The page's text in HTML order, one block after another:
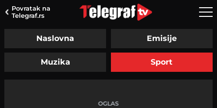
Povratak na
Telegraf.rs
Naslovna Emisije
Muzika Sport